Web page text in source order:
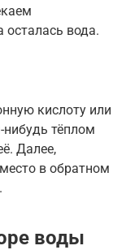
осталась вода.
кислоту или
нибудь тёплом
Далее,
в обратном
воды